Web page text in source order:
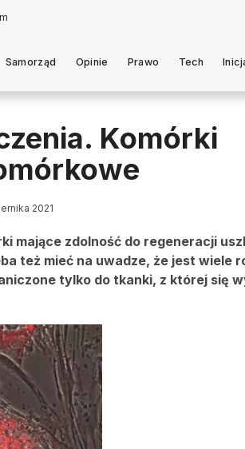
Samorząd Opinie Prawo Tech
Komórki
2021
mające zdolność do regeneracji
też mieć na uwadze, że jest wiele
tylko do tkanki, z której się